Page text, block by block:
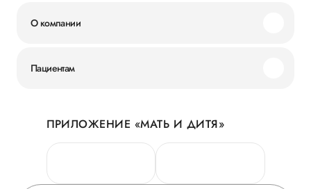
О компании
Новости
Руководство
Сотрудничество
Пациентам
Личный кабинет
Персональные данные
Горячая линия качества
ПРИЛОЖЕНИЕ «МАТЬ И ДИТЯ»